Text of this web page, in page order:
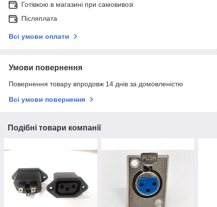
Готівкою в магазині при самовивозі
Післяплата
Всі умови оплати
Умови повернення
Повернення товару впродовж 14 днів за домовленістю
Всі умови повернення
Подібні товари компанії